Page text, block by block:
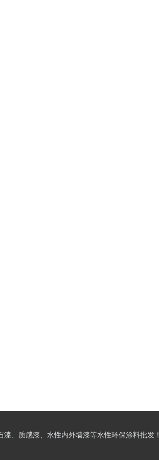
、质感漆、水性内外墙漆等水性环保涂料批发！